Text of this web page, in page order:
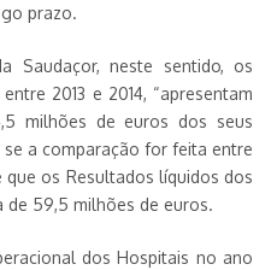
prazo.
Saudaçor, neste sentido, os
2013 e 2014, “apresentam
milhões de euros dos seus
se a comparação for feita entre
que os Resultados líquidos dos
de 59,5 milhões de euros.
dos Hospitais no ano